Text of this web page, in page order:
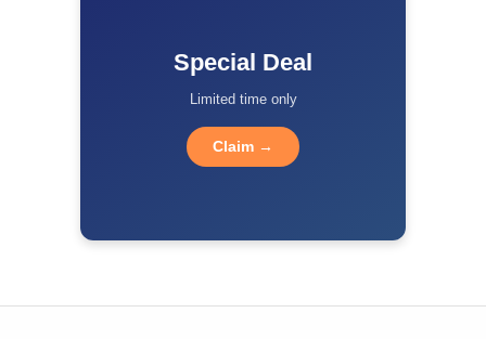
Special Deal
Limited time only
Claim →